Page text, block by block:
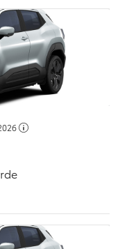
€ 56.570,-